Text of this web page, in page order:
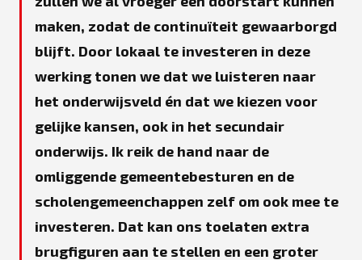
maken, zodat de continuïteit gewaarborgd
blijft. Door lokaal te investeren in deze
werking tonen we dat we luisteren naar
het onderwijsveld én dat we kiezen voor
gelijke kansen, ook in het secundair
onderwijs. Ik reik de hand naar de
omliggende gemeentebesturen en de
scholengemeenchappen zelf om ook mee te
investeren. Dat kan ons toelaten extra
brugfiguren aan te stellen en een groter